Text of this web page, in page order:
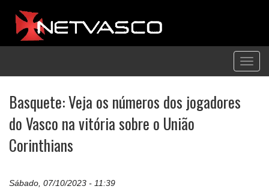
Basquete: Veja os números dos jogadores
do Vasco na vitória sobre o União
Corinthians
Sábado, 07/10/2023 - 11:39